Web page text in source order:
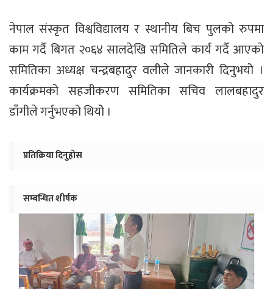
नेपाल संस्कृत विश्वविद्यालय र स्थानीय बिच पुलको रुपमा
काम गर्दै बिगत २०६४ सालदेखि समितिले कार्य गर्दै आएकाे
समितिका अध्यक्ष चन्द्रबहादुर वलीले जानकारी दिनुभयो ।
कार्यक्रमको सहजीकरण समितिका सचिव लालबहादुर
डाँगीले गर्नुभएको थियोे ।
प्रतिक्रिया दिनुहोस
सम्बन्धित शीर्षक